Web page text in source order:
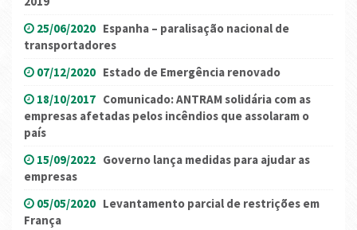
25/06/2020 Espanha – paralisação nacional de
transportadores
07/12/2020 Estado de Emergência renovado
18/10/2017 Comunicado: ANTRAM solidária com as
empresas afetadas pelos incêndios que assolaram o
país
15/09/2022 Governo lança medidas para ajudar as
empresas
05/05/2020 Levantamento parcial de restrições em
França